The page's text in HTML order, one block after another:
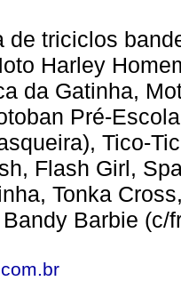
de triciclos
Harley
da Gatinha,
Pré-
Tico-
Flash Girl,
Tonka
Bandy Barbie (c/